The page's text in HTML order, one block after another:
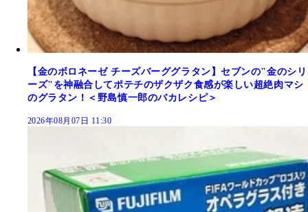
【金のボロネーゼ チーズバーググラタン】セブンの"金のシリ
ーズ"を神融合してポテチのザクザク食感が楽しい超絶肉マシ
のグラタン！＜野島慎一郎のバカレシピ＞
2026年08月07日 11:30